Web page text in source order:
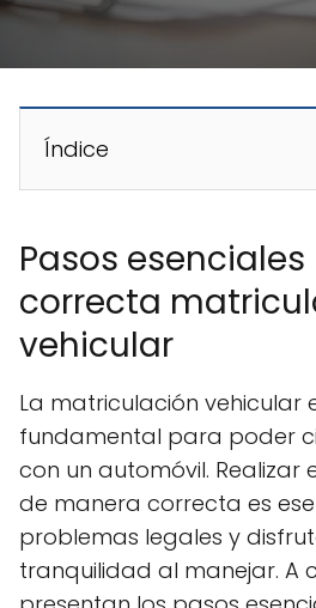
Índice
Pasos
correcta
vehicular
La matriculación vehicular
fundamental para poder
con un automóvil. Realizar
de manera correcta es
problemas legales y
tranquilidad al manejar. A